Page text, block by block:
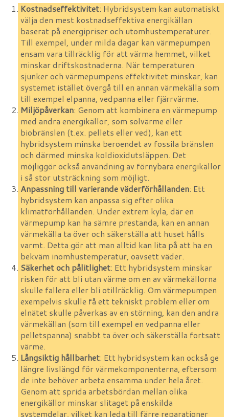
Kostnadseffektivitet: Hybridsystem kan automatiskt
välja den mest kostnadseffektiva energikällan
baserat på energipriser och utomhustemperaturer.
Till exempel, under milda dagar kan värmepumpen
ensam vara tillräcklig för att värma hemmet, vilket
minskar driftskostnaderna. När temperaturen
sjunker och värmepumpens effektivitet minskar, kan
systemet istället övergå till en annan värmekälla som
till exempel elpanna, vedpanna eller fjärrvärme.
Miljöpåverkan: Genom att kombinera en värmepump
med andra energikällor, som solvärme eller
biobränslen (t.ex. pellets eller ved), kan ett
hybridsystem minska beroendet av fossila bränslen
och därmed minska koldioxidutsläppen. Det
möjliggör också användning av förnybara energikällor
i så stor utsträckning som möjligt.
Anpassning till varierande väderförhållanden: Ett
hybridsystem kan anpassa sig efter olika
klimatförhållanden. Under extrem kyla, där en
värmepump kan ha sämre prestanda, kan en annan
värmekälla ta över och säkerställa att huset hålls
varmt. Detta gör att man alltid kan lita på att ha en
bekväm inomhustemperatur, oavsett väder.
Säkerhet och pålitlighet: Ett hybridsystem minskar
risken för att bli utan värme om en av värmekällorna
skulle fallera eller bli otillräcklig. Om värmepumpen
exempelvis skulle få ett tekniskt problem eller om
elnätet skulle påverkas av en störning, kan den andra
värmekällan (som till exempel en vedpanna eller
pelletspanna) snabbt ta över och säkerställa fortsatt
värme.
Långsiktig hållbarhet: Ett hybridsystem kan också ge
längre livslängd för värmekomponenterna, eftersom
de inte behöver arbeta ensamma under hela året.
Genom att sprida arbetsbördan mellan olika
energikällor minskar slitaget på enskilda
systemdelar, vilket kan leda till färre reparationer